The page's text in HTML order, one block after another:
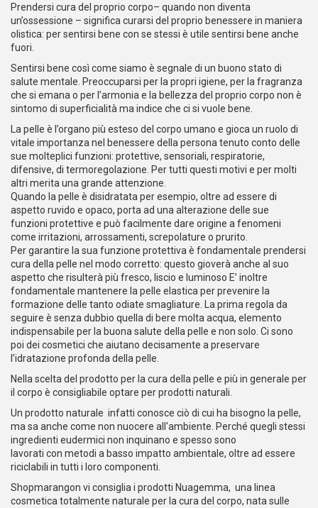
Prendersi cura del proprio corpo– quando non diventa
un’ossessione – significa curarsi del proprio benessere in maniera
olistica: per sentirsi bene con se stessi è utile sentirsi bene anche
fuori.
Sentirsi bene così come siamo è segnale di un buono stato di
salute mentale. Preoccuparsi per la propri igiene, per la fragranza
che si emana o per l’armonia e la bellezza del proprio corpo non è
sintomo di superficialità ma indice che ci si vuole bene.
La pelle è l’organo più esteso del corpo umano e gioca un ruolo di
vitale importanza nel benessere della persona tenuto conto delle
sue molteplici funzioni: protettive, sensoriali, respiratorie,
difensive, di termoregolazione. Per tutti questi motivi e per molti
altri merita una grande attenzione.
Quando la pelle è disidratata per esempio, oltre ad essere di
aspetto ruvido e opaco, porta ad una alterazione delle sue
funzioni protettive e può facilmente dare origine a fenomeni
come irritazioni, arrossamenti, screpolature o prurito.
Per garantire la sua funzione protettiva è fondamentale prendersi
cura della pelle nel modo corretto: questo gioverà anche al suo
aspetto che risulterà più fresco, liscio e luminoso E’ inoltre
fondamentale mantenere la pelle elastica per prevenire la
formazione delle tanto odiate smagliature. La prima regola da
seguire è senza dubbio quella di bere molta acqua, elemento
indispensabile per la buona salute della pelle e non solo. Ci sono
poi dei cosmetici che aiutano decisamente a preservare
l’idratazione profonda della pelle.
Nella scelta del prodotto per la cura della pelle e più in generale per
il corpo è consigliabile optare per prodotti naturali.
Un prodotto naturale infatti conosce ciò di cui ha bisogno la pelle,
ma sa anche come non nuocere all'ambiente. Perché quegli stessi
ingredienti eudermici non inquinano e spesso sono
lavorati con metodi a basso impatto ambientale, oltre ad essere
riciclabili in tutti i loro componenti.
Shopmarangon vi consiglia i prodotti Nuagemma, una linea
cosmetica totalmente naturale per la cura del corpo, nata sulle